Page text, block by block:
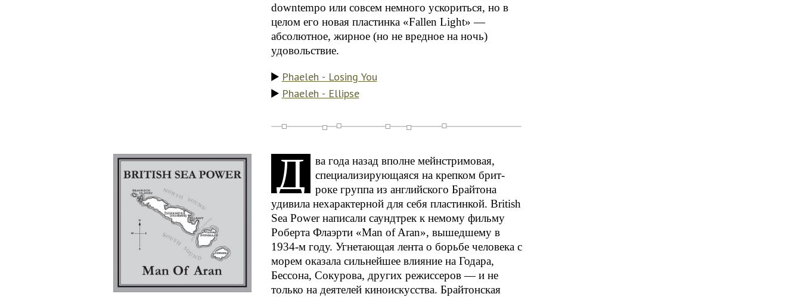
downtempo или совсем немного ускориться, но в
целом его новая пластинка «Fallen Light» —
абсолютное, жирное (но не вредное на ночь)
удовольствие.
Phaeleh - Losing You
Phaeleh - Ellipse
Д
ва года назад вполне мейнстримовая,
специализирующаяся на крепком брит-
роке группа из английского Брайтона
удивила нехарактерной для себя пластинкой. British
Sea Power написали саундтрек к немому фильму
Роберта Флаэрти «Man of Aran», вышедшему в
1934-м году. Угнетающая лента о борьбе человека с
морем оказала сильнейшее влияние на Годара,
Бессона, Сокурова, других режиссеров — и не
только на деятелей киноискусства. Брайтонская